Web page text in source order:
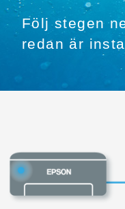
Följ stegen
redan är